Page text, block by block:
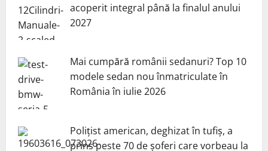
acoperit integral până la finalul anului
2027
Mai cumpără românii sedanuri? Top 10
modele sedan nou înmatriculate în
România în iulie 2026
Polițist american, deghizat în tufiș, a
prins peste 70 de șoferi care vorbeau la